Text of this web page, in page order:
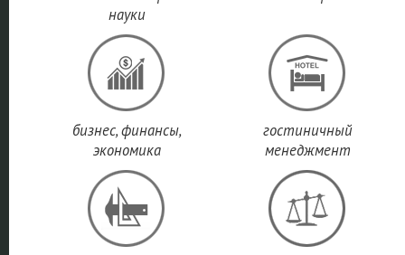
науки
бизнес, финансы,
экономика
гостиничный
менеджмент